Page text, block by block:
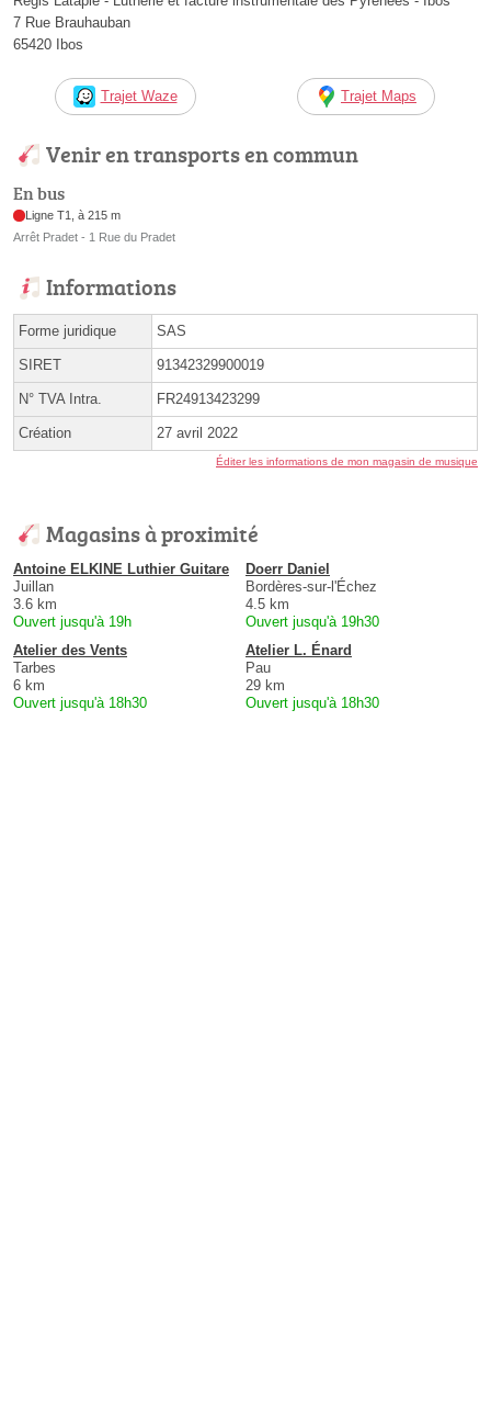
7 Rue Brauhauban
65420 Ibos
Trajet Waze Trajet Maps
Venir en transports en commun
En bus
Ligne T1, à 215 m
Arrêt Pradet - 1 Rue du Pradet
Informations
Forme juridique SAS
SIRET 91342329900019
N° TVA Intra. FR24913423299
Création 27 avril 2022
Éditer les informations de mon magasin de musique
Magasins à proximité
Antoine ELKINE Luthier Guitare
Juillan
3.6 km
Ouvert jusqu'à 19h
Doerr Daniel
Bordères-sur-l'Échez
4.5 km
Ouvert jusqu'à 19h30
Atelier des Vents
Tarbes
6 km
Ouvert jusqu'à 18h30
Atelier L. Énard
Pau
29 km
Ouvert jusqu'à 18h30